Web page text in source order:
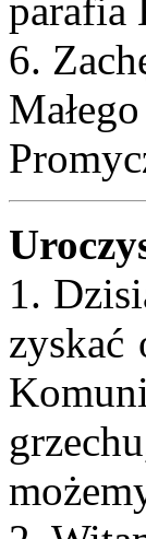
parafia
6.
1.
zyskać